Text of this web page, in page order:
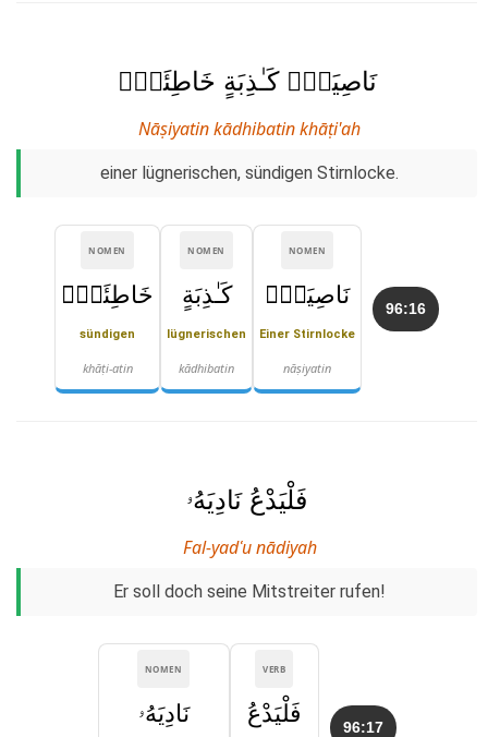
نَاصِيَةٍۢ كَـٰذِبَةٍ خَاطِئَةٍۢ
Nāṣiyatin kādhibatin khāṭi'ah
einer lügnerischen, sündigen Stirnlocke.
96:16
NOMEN
نَاصِيَةٍۢ
Einer Stirnlocke
nāṣiyatin
NOMEN
كَـٰذِبَةٍ
lügnerischen
kādhibatin
NOMEN
خَاطِئَةٍۢ
sündigen
khāṭi-atin
فَلْيَدْعُ نَادِيَهُۥ
Fal-yadʿu nādiyah
Er soll doch seine Mitstreiter rufen!
96:17
VERB
فَلْيَدْعُ
NOMEN
نَادِيَهُۥ